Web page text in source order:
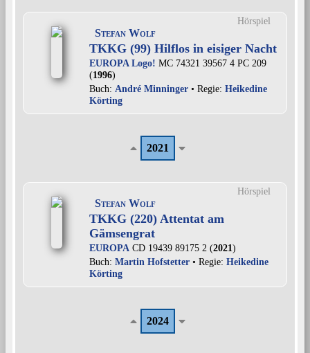
Hörspiel
Stefan Wolf
TKKG (99) Hilflos in eisiger Nacht
EUROPA Logo! MC 74321 39567 4 PC 209
(1996)
Buch: André Minninger • Regie: Heikedine
Körting
2021
Hörspiel
Stefan Wolf
TKKG (220) Attentat am
Gämsengrat
EUROPA CD 19439 89175 2 (2021)
Buch: Martin Hofstetter • Regie: Heikedine
Körting
2024